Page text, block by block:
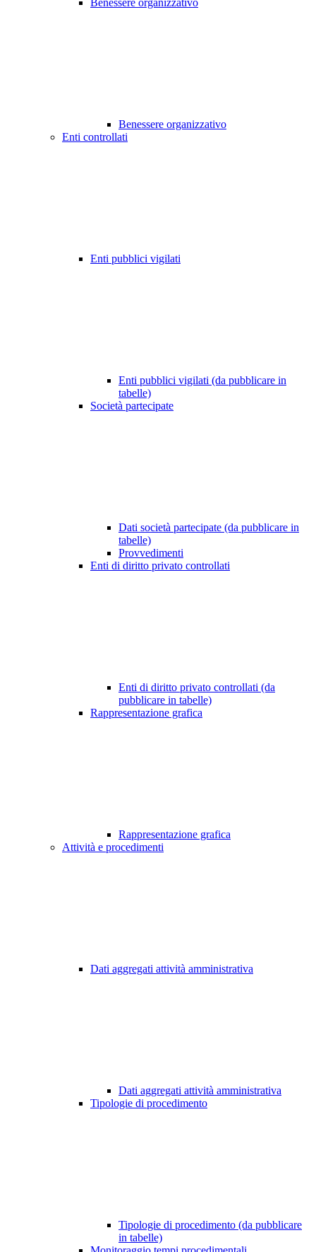
Benessere organizzativo
Benessere organizzativo
Enti controllati
Enti pubblici vigilati
Enti pubblici vigilati (da pubblicare in
tabelle)
Società partecipate
Dati società partecipate (da pubblicare in
tabelle)
Provvedimenti
Enti di diritto privato controllati
Enti di diritto privato controllati (da
pubblicare in tabelle)
Rappresentazione grafica
Rappresentazione grafica
Attività e procedimenti
Dati aggregati attività amministrativa
Dati aggregati attività amministrativa
Tipologie di procedimento
Tipologie di procedimento (da pubblicare
in tabelle)